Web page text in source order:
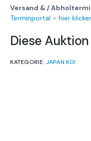
Versand & /
Terminportal – hier
Diese
KATEGORIE: JAPAN KOI